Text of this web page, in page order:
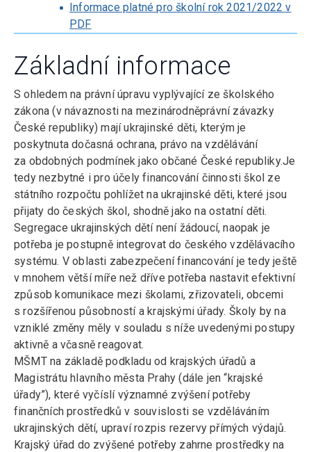
Informace platné pro školní rok 2021/2022 v
PDF
Základní informace
S ohledem na právní úpravu vyplývající ze školského
zákona (v návaznosti na mezinárodněprávní závazky
České republiky) mají ukrajinské děti, kterým je
poskytnuta dočasná ochrana, právo na vzdělávání
za obdobných podmínek jako občané České republiky.Je
tedy nezbytné i pro účely financování činnosti škol ze
státního rozpočtu pohlížet na ukrajinské děti, které jsou
přijaty do českých škol, shodně jako na ostatní děti.
Segregace ukrajinských dětí není žádoucí, naopak je
potřeba je postupně integrovat do českého vzdělávacího
systému. V oblasti zabezpečení financování je tedy ještě
v mnohem větší míře než dříve potřeba nastavit efektivní
způsob komunikace mezi školami, zřizovateli, obcemi
s rozšířenou působností a krajskými úřady. Školy by na
vzniklé změny měly v souladu s níže uvedenými postupy
aktivně a včasně reagovat.
MŠMT na základě podkladu od krajských úřadů a
Magistrátu hlavního města Prahy (dále jen “krajské
úřady”), které vyčíslí významné zvýšení potřeby
finančních prostředků v souvislosti se vzděláváním
ukrajinských dětí, upraví rozpis rezervy přímých výdajů.
Krajský úřad do zvýšené potřeby zahrne prostředky na